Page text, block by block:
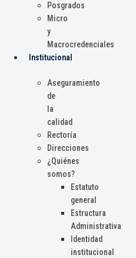
Posgrados
Micro
y
Macrocredenciales
Institucional
Aseguramiento
de
la
calidad
Rectoría
Direcciones
¿Quiénes
somos?
Estatuto
general
Estructura
Administrativa
Identidad
institucional